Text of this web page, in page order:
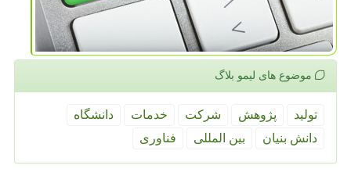
موضوع های لیمو بلاگ
تولید پژوهش شركت خدمات
دانشگاه
دانش بنیان
بین المللی فناوری